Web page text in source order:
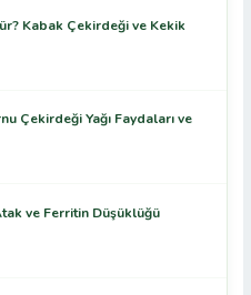
Kabak Çekirdeği ve Kekik
Çekirdeği Yağı Faydaları ve
ve Ferritin Düşüklüğü